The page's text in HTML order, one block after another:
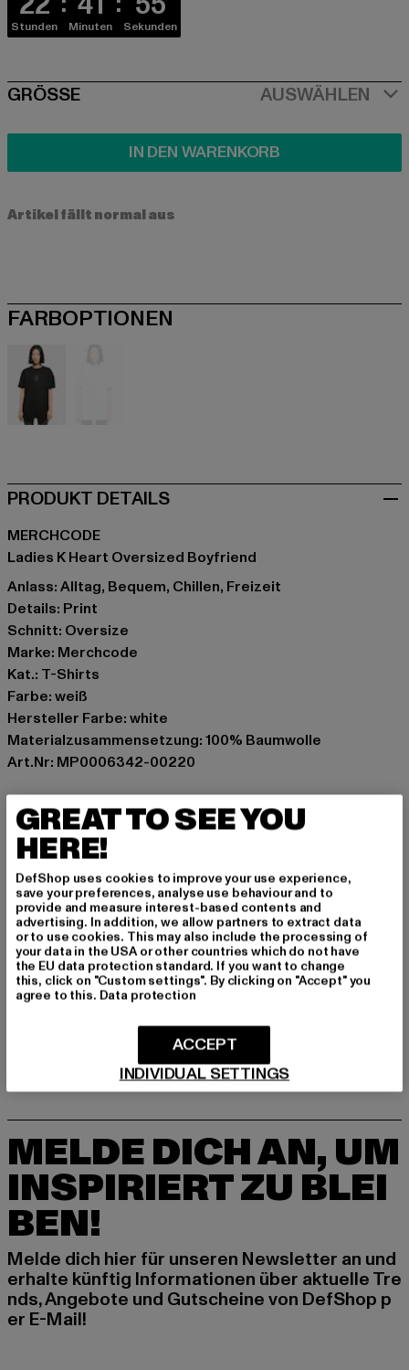
Stunden Minuten Sekunden
SIZE
GRÖSSE AUSWÄHLEN
IN DEN WARENKORB
Artikel fällt normal aus
FARBOPTIONEN
PRODUKT DETAILS
MERCHCODE
Ladies K Heart Oversized Boyfriend
Anlass: Alltag, Bequem, Chillen, Freizeit
Details: Print
Schnitt: Oversize
Marke: Merchcode
Kat.: T-Shirts
Farbe: weiß
Hersteller Farbe: white
Materialzusammensetzung: 100% Baumwolle
Art.Nr: MP0006342-00220
Hersteller: TB International GmbH |info@tbint.de
Dr.-Robert-Murjahn-Straße 7 | 64372 Ober-Ramstadt |
DE
GRÖSSE & PASSFORM
PFLEGEHINWEISE
LIEFERUNG & RÜCKGABE
MELDE DICH AN, UM
INSPIRIERT ZU BLEI
BEN!
Melde dich hier für unseren Newsletter an und
erhalte künftig Informationen über aktuelle Tre
nds, Angebote und Gutscheine von DefShop p
er E-Mail!
GREAT TO SEE YOU
HERE!
DefShop uses cookies to improve your use experience,
save your preferences, analyse use behaviour and to
provide and measure interest-based contents and
advertising. In addition, we allow partners to extract data
or to use cookies. This may also include the processing of
your data in the USA or other countries which do not have
the EU data protection standard. If you want to change
this, click on "Custom settings". By clicking on "Accept" you
agree to this. Data protection
INDIVIDUAL SETTINGS
ACCEPT